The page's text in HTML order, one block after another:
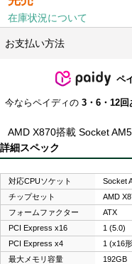
在庫状況について
お支払い方法
ペ
今ならペイディの 3・6・12回
AMD X870搭載 Socket
詳細スペック
対応CPUソケット
Socket
チップセット
AMD
フォームファクター
ATX
PCI Express x16
1 (5.0)
PCI Express x4
1 (x16
最大メモリ容量
192GB